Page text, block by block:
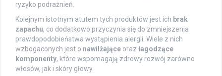
ryzyko podrażnień.
Kolejnym istotnym atutem tych produktów jest ich brak
zapachu, co dodatkowo przyczynia się do zmniejszenia
prawdopodobieństwa wystąpienia alergii. Wiele z nich
wzbogaconych jest o nawilżające oraz łagodzące
komponenty, które wspomagają zdrowy rozwój zarówno
włosów, jak i skóry głowy.